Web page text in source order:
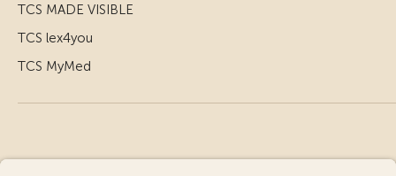
TCS MADE VISIBLE
TCS lex4you
TCS MyMed